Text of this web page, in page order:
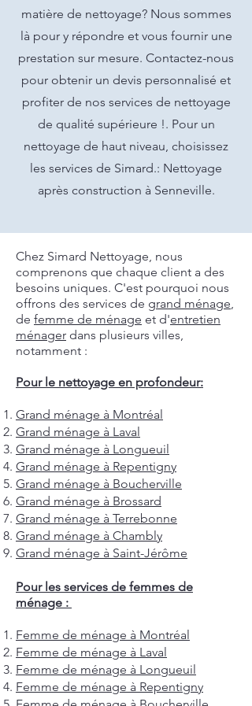
matière de nettoyage? Nous sommes
là pour y répondre et vous fournir une
prestation sur mesure. Contactez-nous
pour obtenir un devis personnalisé et
profiter de nos services de nettoyage
de qualité supérieure !. Pour un
nettoyage de haut niveau, choisissez
les services de Simard.: Nettoyage
après construction à Senneville.
Chez Simard Nettoyage, nous
comprenons que chaque client a des
besoins uniques. C'est pourquoi nous
offrons des services de grand ménage,
de femme de ménage et d'entretien
ménager dans plusieurs villes,
notamment :
Pour le nettoyage en profondeur:
Grand ménage à Montréal
Grand ménage à Laval
Grand ménage à Longueuil
Grand ménage à Repentigny
Grand ménage à Boucherville
Grand ménage à Brossard
Grand ménage à Terrebonne
Grand ménage à Chambly
Grand ménage à Saint-Jérôme
Pour les services de femmes de
ménage :
Femme de ménage à Montréal
Femme de ménage à Laval
Femme de ménage à Longueuil
Femme de ménage à Repentigny